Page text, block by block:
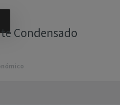
Condensado